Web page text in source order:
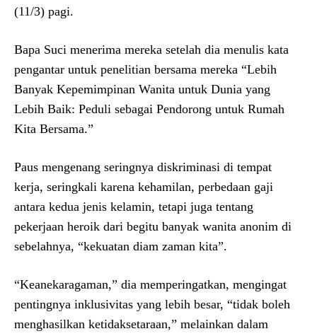
(11/3) pagi.
Bapa Suci menerima mereka setelah dia menulis kata
pengantar untuk penelitian bersama mereka “Lebih
Banyak Kepemimpinan Wanita untuk Dunia yang
Lebih Baik: Peduli sebagai Pendorong untuk Rumah
Kita Bersama.”
Paus mengenang seringnya diskriminasi di tempat
kerja, seringkali karena kehamilan, perbedaan gaji
antara kedua jenis kelamin, tetapi juga tentang
pekerjaan heroik dari begitu banyak wanita anonim di
sebelahnya, “kekuatan diam zaman kita”.
“Keanekaragaman,” dia memperingatkan, mengingat
pentingnya inklusivitas yang lebih besar, “tidak boleh
menghasilkan ketidaksetaraan,” melainkan dalam